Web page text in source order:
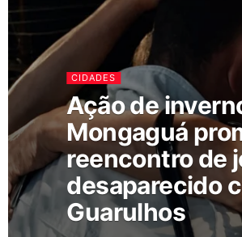
CIDADES
Ação de
Mongaguá
reencontro de
desaparecido
Guarulhos